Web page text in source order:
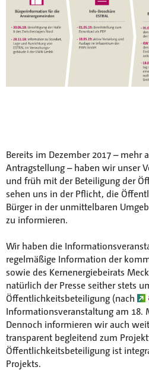
Bereits im Dezember 2017 – mehr
Antragstellung – haben wir unser
und früh mit der Beteiligung der
sehen uns in der Pflicht, die
Bürger in der unmittelbaren
zu informieren.
Wir haben die
regelmäßige Information der
sowie des Kernenergiebeirats
natürlich der Presse seither stets
Öffentlichkeitsbeteiligung (nach
Informationsveranstaltung am 18.
Dennoch informieren wir auch
transparent begleitend zum
Öffentlichkeitsbeteiligung ist
Projekts.